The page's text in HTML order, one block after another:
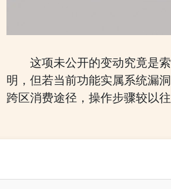
这项未公开的变动究竟是
明，但若当前功能实属系统漏
跨区消费途径，操作步骤较以往